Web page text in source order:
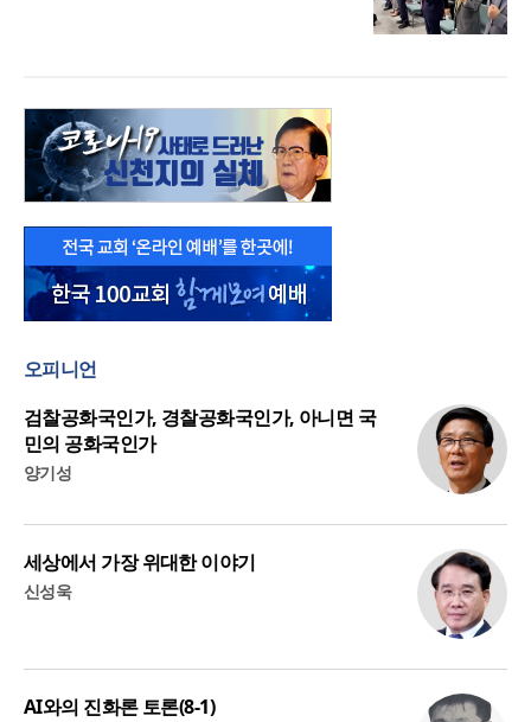
오피니언
검찰공화국인가, 경찰공화국인가, 아니면 국
민의 공화국인가
양기성
세상에서 가장 위대한 이야기
신성욱
AI와의 진화론 토론(8-1)